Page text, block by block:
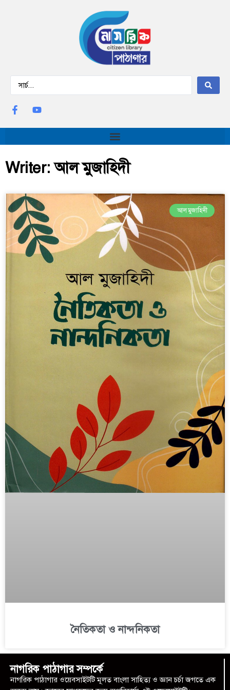
Writer: আল মুজাহিদী
আল মুজাহিদী
নৈতিকতা ও নান্দনিকতা
নাগরিক পাঠাগার সম্পর্কে
নাগরিক পাঠাগার ওয়েবসাইটটি মূলত বাংলা সাহিত্য ও জ্ঞান চর্চা জগতে এক